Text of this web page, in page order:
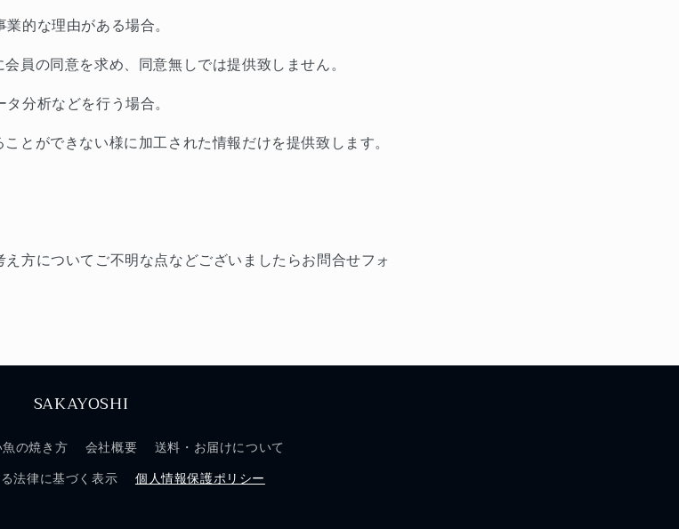
的な理由がある場合。
員の同意を求め、同意無しでは提供致しません。
分析などを行う場合。
とができない様に加工された情報だけを提供致します。
方についてご不明な点などございましたらお問合せフォ
SAKAYOSHI
の焼き方 会社概要
送料・お届けについて
法律に基づく表示
個人情報保護ポリシー